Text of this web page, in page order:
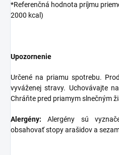
*Referenčná hodnota príjmu
2000 kcal)
Upozornenie
Určené na priamu spotrebu.
vyváženej stravy. Uchovávajte
Chráňte pred priamym slnečným
Alergény: Alergény sú
obsahovať stopy arašidov a